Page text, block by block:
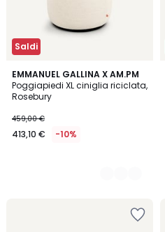
Saldi
EMMANUEL GALLINA X AM.PM
Poggiapiedi XL ciniglia riciclata,
Rosebury
459,00 €
413,10 € -10%
3
Colori